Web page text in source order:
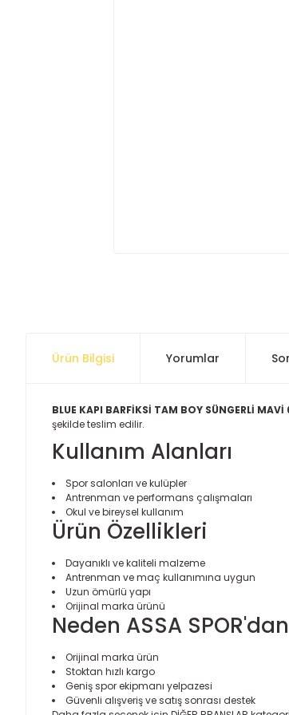
Ürün Bilgisi Yorumlar
BLUE KAPI BARFİKSİ TAM BOY SÜNGERLİ
şekilde teslim edilir.
Kullanım Alanları
Spor salonları ve kulüpler
Antrenman ve performans çalışmaları
Okul ve bireysel kullanım
Ürün Özellikleri
Dayanıklı ve kaliteli malzeme
Antrenman ve maç kullanımına uygun
Uzun ömürlü yapı
Orijinal marka ürünü
Neden ASSA SPOR'dan
Orijinal marka ürün
Stoktan hızlı kargo
Geniş spor ekipmanı yelpazesi
Güvenli alışveriş ve satış sonrası destek